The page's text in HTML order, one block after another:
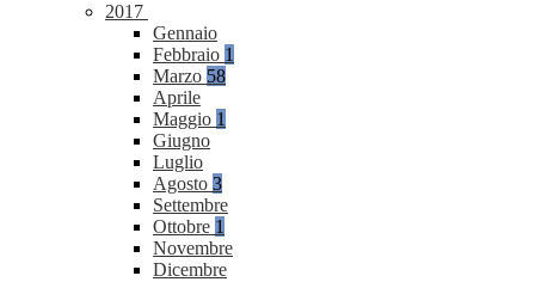
2017
Gennaio
Febbraio 1
Marzo 58
Aprile
Maggio 1
Giugno
Luglio
Agosto 3
Settembre
Ottobre 1
Novembre
Dicembre